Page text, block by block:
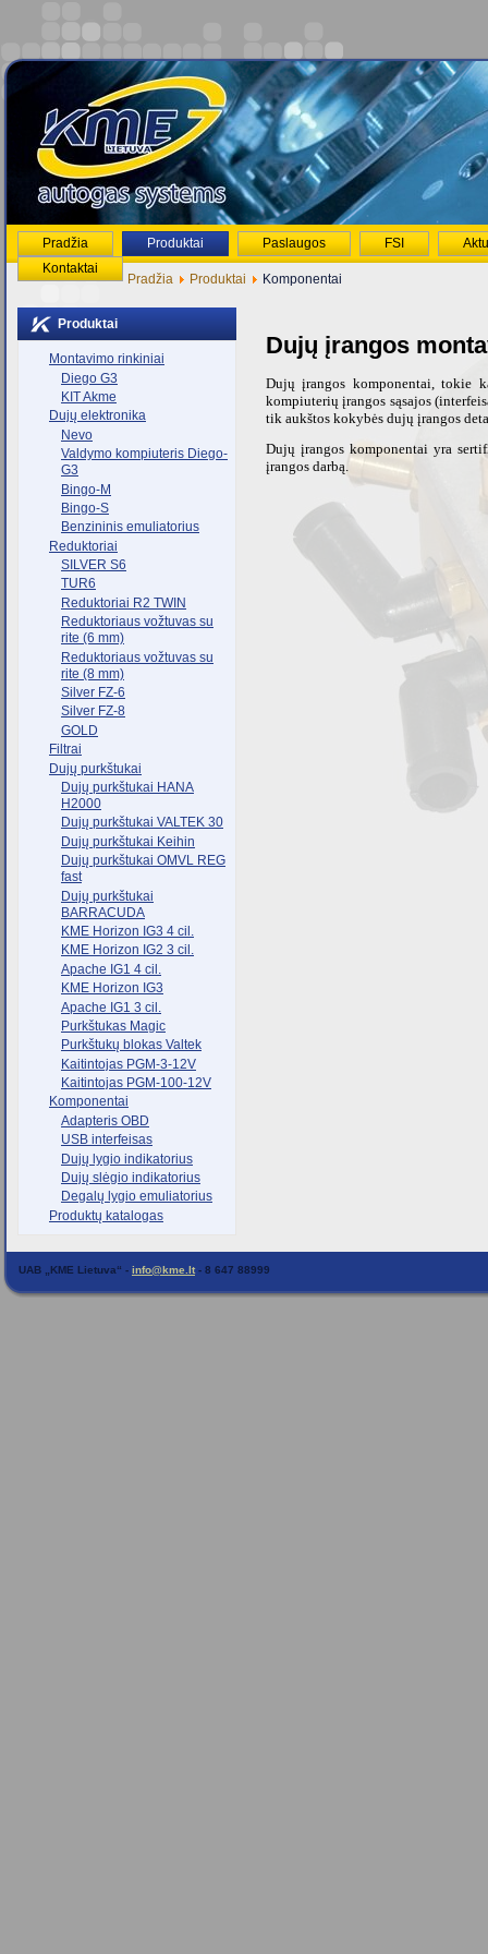
Pradžia Produktai Paslaugos FSI
Kontaktai
Pradžia Produktai Komponentai
Produktai
Montavimo rinkiniai
Diego G3
KIT Akme
Dujų elektronika
Nevo
Valdymo kompiuteris Diego-
G3
Bingo-M
Bingo-S
Benzininis emuliatorius
Reduktoriai
SILVER S6
TUR6
Reduktoriai R2 TWIN
Reduktoriaus vožtuvas su
rite (6 mm)
Reduktoriaus vožtuvas su
rite (8 mm)
Silver FZ-6
Silver FZ-8
GOLD
Filtrai
Dujų purkštukai
Dujų purkštukai HANA
H2000
Dujų purkštukai VALTEK 30
Dujų purkštukai Keihin
Dujų purkštukai OMVL REG
fast
Dujų purkštukai
BARRACUDA
KME Horizon IG3 4 cil.
KME Horizon IG2 3 cil.
Apache IG1 4 cil.
KME Horizon IG3
Apache IG1 3 cil.
Purkštukas Magic
Purkštukų blokas Valtek
Kaitintojas PGM-3-12V
Kaitintojas PGM-100-12V
Komponentai
Adapteris OBD
USB interfeisas
Dujų lygio indikatorius
Dujų slėgio indikatorius
Degalų lygio emuliatorius
Produktų katalogas
Dujų įrangos
Dujų įrangos komponentai, tokie
kompiuterių įrangos sąsajos
tik aukštos kokybės dujų įrangos
Dujų įrangos komponentai yra
įrangos darbą.
UAB „KME Lietuva“ - info@kme.lt - 8 647 88999